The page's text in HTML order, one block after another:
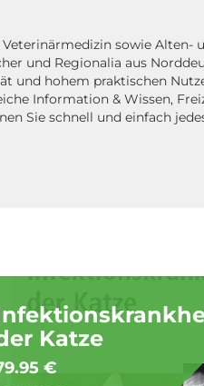
sowie Alten-
und Regionalia aus
und hohem praktischen
Information & Wissen,
Sie schnell und einfach
Katze
€